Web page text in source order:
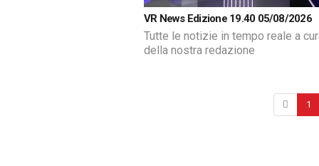
VR News Edizione 19.40 05/08/2026
Tutte le notizie in tempo reale a
della nostra redazione
1